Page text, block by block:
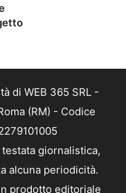
di WEB 365 SRL -
(RM) - Codice
giornalistica,
alcuna periodicità.
prodotto editoriale